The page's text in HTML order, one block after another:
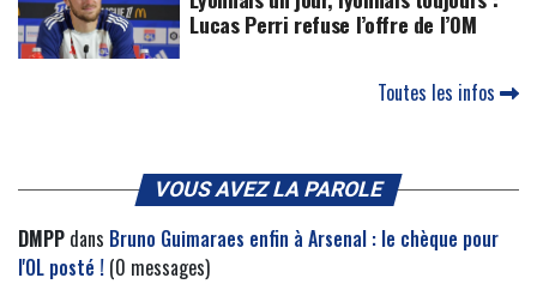
Lucas Perri refuse l’offre de l’OM
Toutes les infos
VOUS AVEZ LA PAROLE
DMPP dans Bruno Guimaraes enfin à Arsenal : le chèque pour
l'OL posté ! (0 messages)